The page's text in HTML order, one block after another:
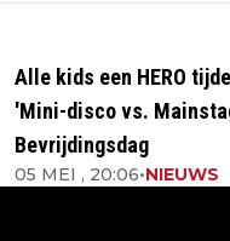
Alle kids een HERO
'Mini-disco vs.
Bevrijdingsdag
05 MEI , 20:06•NIEUWS